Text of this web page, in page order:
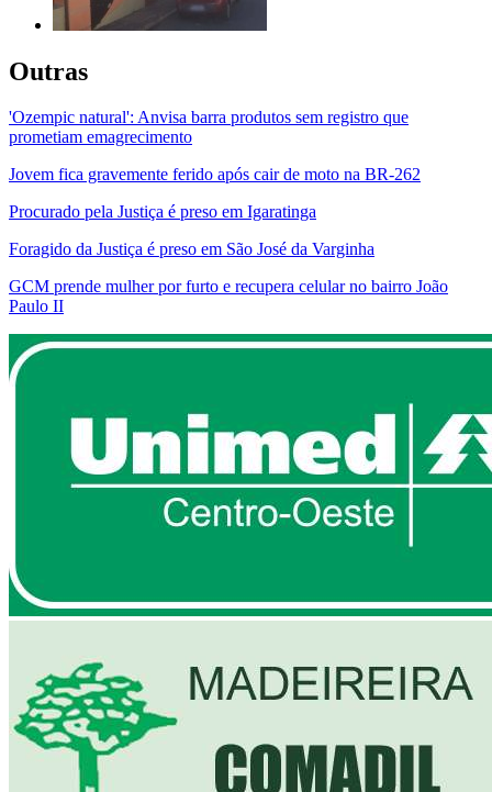
Outras
'Ozempic natural': Anvisa barra produtos sem registro que
prometiam emagrecimento
Jovem fica gravemente ferido após cair de moto na BR-262
Procurado pela Justiça é preso em Igaratinga
Foragido da Justiça é preso em São José da Varginha
GCM prende mulher por furto e recupera celular no bairro João
Paulo II